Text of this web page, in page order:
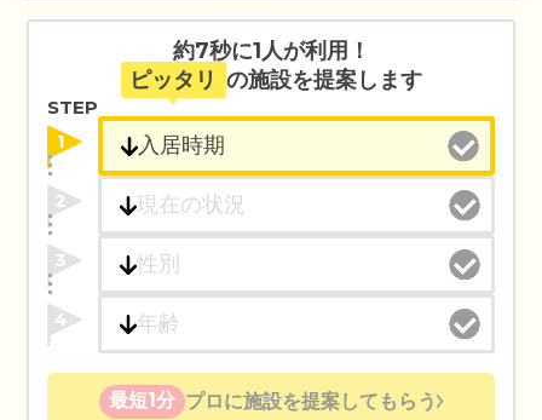
約7秒に1人が利用！
ピッタリ の施設を提案します
STEP
1
2
3
4
最短1分 プロに施設を提案してもらう